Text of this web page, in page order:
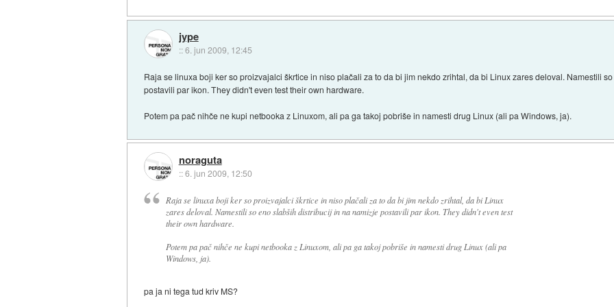
jype
::6. jun 2009, 12:45
Raja se linuxa boji ker so proizvajalci škrtice in niso plačali za to da bi jim nekdo zrihtal, da bi Linux zares deloval. Namestili
postavili par ikon. They didn't even test their own hardware.
Potem pa pač nihče ne kupi netbooka z Linuxom, ali pa ga takoj pobriše in namesti drug Linux (ali pa Windows, ja).
noraguta
::6. jun 2009, 12:50
Raja se linuxa boji ker so proizvajalci škrtice in niso plačali za to da bi jim nekdo zrihtal, da bi Linux
zares deloval. Namestili so eno slabših distribucij in na namizje postavili par ikon. They didn't even test
their own hardware.
Potem pa pač nihče ne kupi netbooka z Linuxom, ali pa ga takoj pobriše in namesti drug Linux (ali pa
Windows, ja).
pa ja ni tega tud kriv MS?